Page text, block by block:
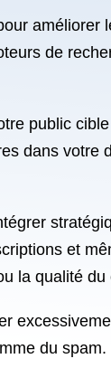
de
public
dans votre
et
la qualité du
du